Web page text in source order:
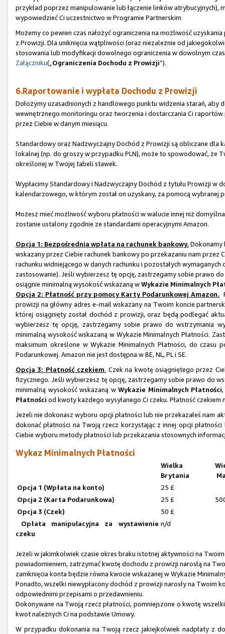
przykład poprzez manipulowanie lub łączenie linków
wypowiedzieć Ci uczestnictwo w Programie Partnerskim
Możemy co pewien czas nałożyć ograniczenia na możliwość
z Prowizji. Dla uniknięcia wątpliwości (oraz niezależnie od
stosowania lub modyfikacji dowolnego ograniczenia w dowolnym
Załączniku(„ Ograniczenia Dochodu z Prowizji”).
6.Raportowanie i wypłata Dochodu z Prowizji
Dołożymy uzasadnionych z handlowego punktu widzenia starań,
wewnętrznego monitoringu oraz tworzenia i dostarczania Ci
przez Ciebie w danym miesiącu.
Standardowy oraz Nadzwyczajny Dochód z Prowizji są obliczane
lokalnej (np. do groszy w przypadku PLN), może to spowodować, że
określonej w Twojej tabeli stawek.
Wypłacimy Standardowy i Nadzwyczajny Dochód z tytułu Prowizji w
kalendarzowego, w którym został on uzyskany, za pomocą wybranej
Możesz mieć możliwość wyboru płatności w walucie innej niż
zostanie ustalony zgodnie ze standardami operacyjnymi Amazon.
Opcja 1: Bezpośrednia wpłata na rachunek bankowy. Dokonamy
wskazany przez Ciebie rachunek bankowy po przekazaniu nam przez
rachunku widniejącego w danych rachunku i pozostałych
zastosowanie). Jeśli wybierzesz tę opcję, zastrzegamy sobie prawo
osiągnie minimalną wysokość wskazaną wWykazie Minimalnych
Opcja 2: Płatność przy pomocy Karty Podarunkowej Amazon.
prowizji na główny adres e-mail wskazany na Twoim koncie
której osiągnięty został dochód z prowizji, oraz będą podlegać
wybierzesz tę opcję, zastrzegamy sobie prawo do wstrzymania
minimalną wysokość wskazaną w Wykazie Minimalnych Płatności.
maksimum określone w Wykazie Minimalnych Płatności, do
Podarunkowej. Amazon nie jest dostępna w BE, NL, PL i SE.
Opcja 3: Płatność czekiem. Czek na kwotę osiągniętego przez
fizycznego. Jeśli wybierzesz tę opcję, zastrzegamy sobie prawo do
minimalną wysokość wskazaną wWykazie Minimalnych Płatności
Płatności od kwoty każdego wysyłanego Ci czeku. Płatność czekiem
Jeżeli nie dokonasz wyboru opcji płatności lub nie przekazałeś nam
dokonać płatności na Twoją rzecz korzystając z innej opcji
Ciebie wyboru metody płatności lub przekazania stosownych
Wykaz Minimalnych Płatności
Wielka
Brytania
Opcja 1 (Wpłata na konto)
25 £
Opcja 2 (Karta Podarunkowa)
25 £
Opcja 3 (Czek)
50 £
Opłata manipulacyjna za wystawienie
czeku
n/d
Jeżeli w jakimkolwiek czasie okres braku istotnej aktywności na
powiadomieniem, zatrzymać kwotę dochodu z prowizji narosłą na
zamknięcia konta będzie równa kwocie wskazanej w Wykazie
Ponadto, wszelki niewypłacony dochód z prowizji narosły na Twoim
odpowiednimi przepisami o przedawnieniu.
Dokonywane na Twoją rzecz płatności, pomniejszone o kwotę
kwot należnych Ci na podstawie Umowy.
W przypadku dokonania na Twoją rzecz jakiejkolwiek nadpłaty z